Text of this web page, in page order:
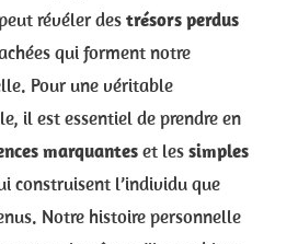
révéler destrésors perdus
qui forment notre
Pour une véritable
il est essentiel de prendre en
marquanteset lessimples
construisent l’individu que
Notre histoire personnelle